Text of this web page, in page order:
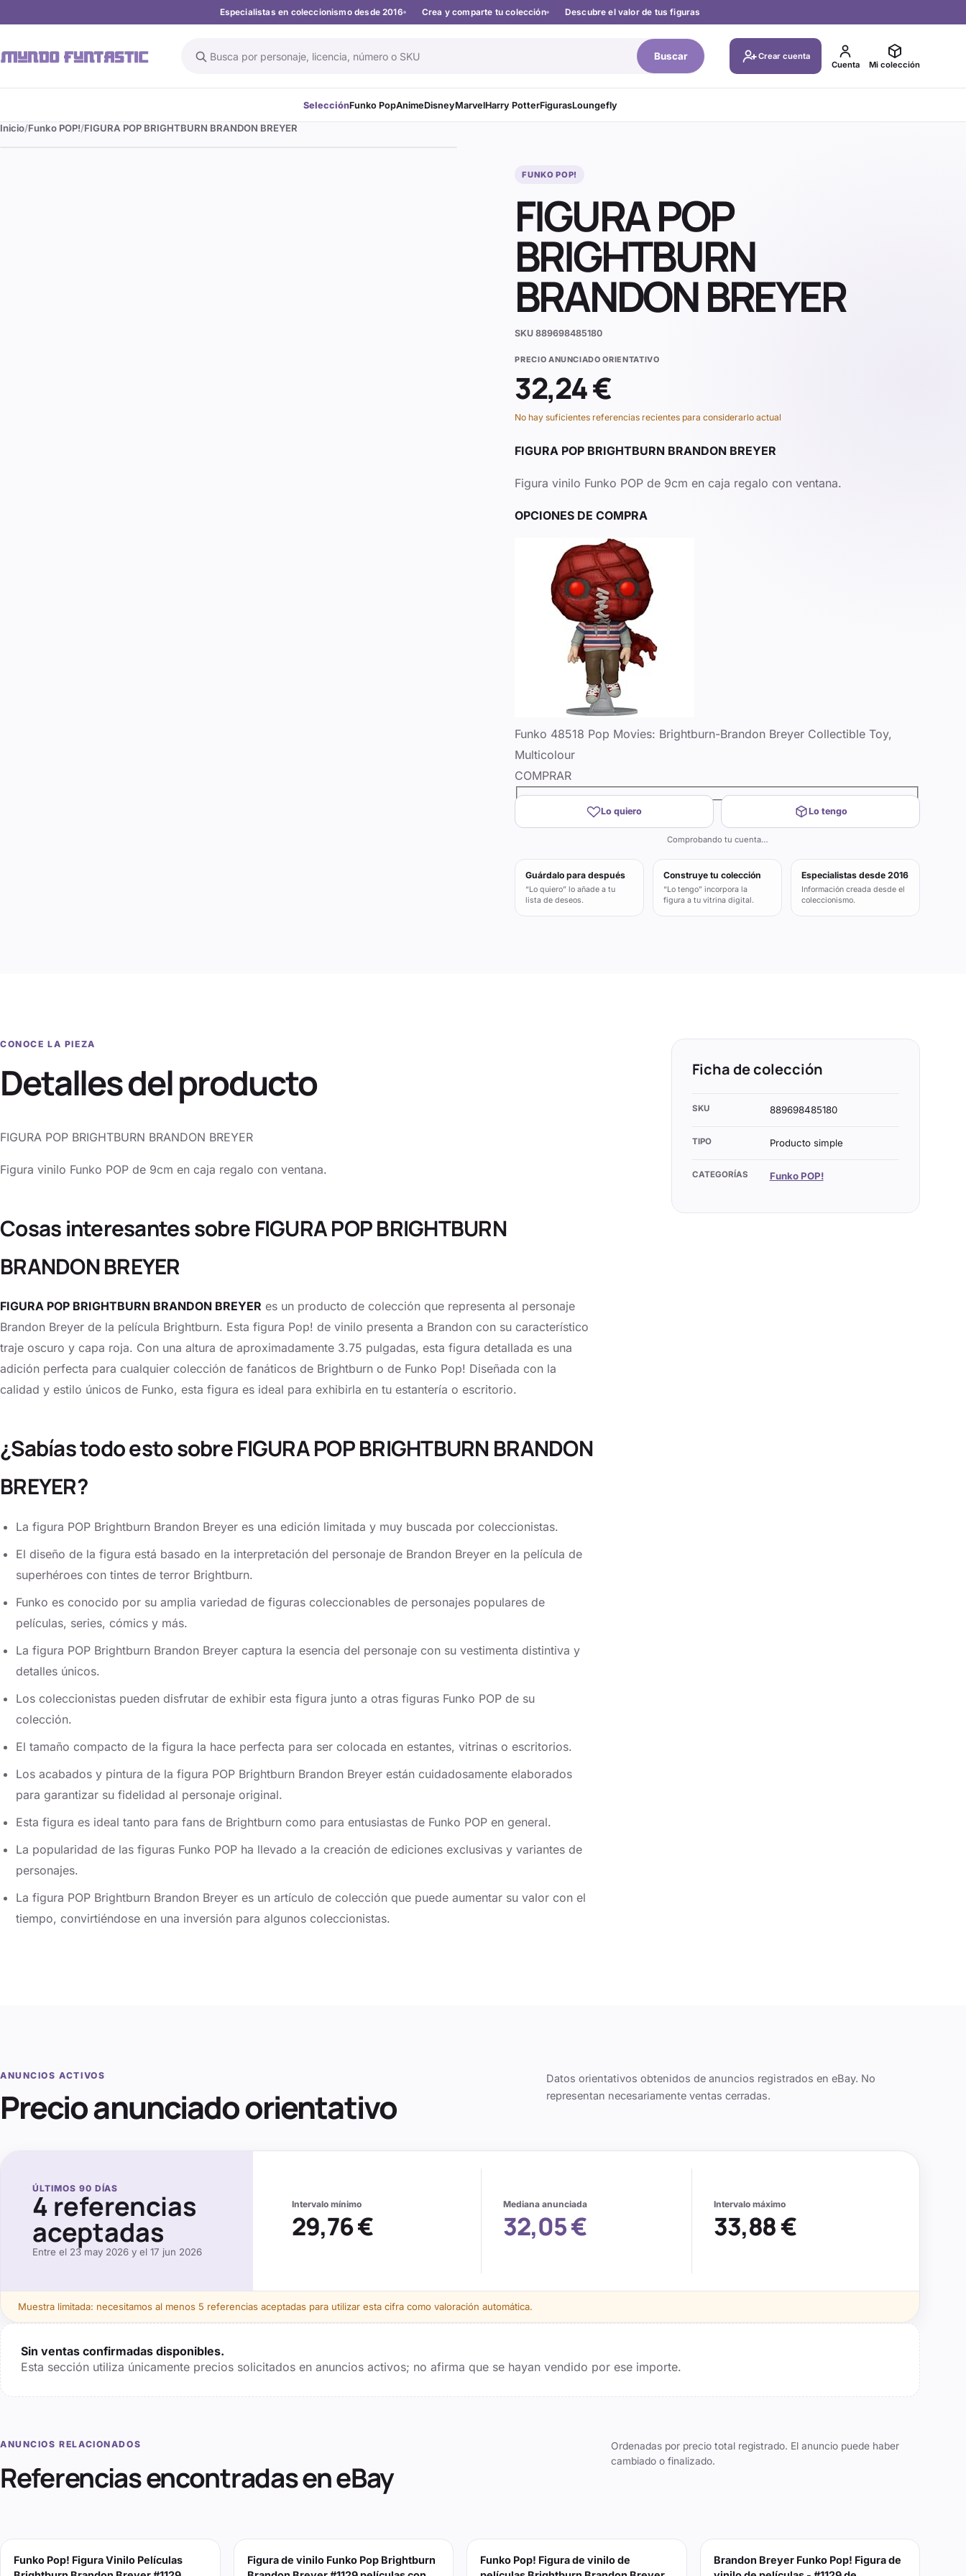
Especialistas en coleccionismo desde 2016 Crea y comparte tu colección Descubre el valor de tus figuras
Buscar en el catálogo Buscar
Crear cuenta
Cuenta
Mi colección
SelecciónFunko PopAnimeDisneyMarvelHarry PotterFigurasLoungefly
Inicio Funko POP! FIGURA POP BRIGHTBURN BRANDON BREYER
FUNKO POP!
FIGURA POP
BRIGHTBURN
BRANDON BREYER
SKU889698485180
PRECIO ANUNCIADO ORIENTATIVO
32,24 €
No hay suficientes referencias recientes para considerarlo actual
FIGURA POP BRIGHTBURN BRANDON BREYER
Figura vinilo Funko POP de 9cm en caja regalo con ventana.
OPCIONES DE COMPRA
Funko 48518 Pop Movies: Brightburn-Brandon Breyer Collectible Toy,
Multicolour
COMPRAR
Lo quiero Lo tengo
Comprobando tu cuenta…
Guárdalo para después
“Lo quiero” lo añade a tu
lista de deseos.
Construye tu colección
“Lo tengo” incorpora la
figura a tu vitrina digital.
Especialistas desde 2016
Información creada desde el
coleccionismo.
CONOCE LA PIEZA
Detalles del producto
FIGURA POP BRIGHTBURN BRANDON BREYER
Figura vinilo Funko POP de 9cm en caja regalo con ventana.
Cosas interesantes sobre FIGURA POP BRIGHTBURN
BRANDON BREYER
FIGURA POP BRIGHTBURN BRANDON BREYER es un producto de colección que representa al personaje
Brandon Breyer de la película Brightburn. Esta figura Pop! de vinilo presenta a Brandon con su característico
traje oscuro y capa roja. Con una altura de aproximadamente 3.75 pulgadas, esta figura detallada es una
adición perfecta para cualquier colección de fanáticos de Brightburn o de Funko Pop! Diseñada con la
calidad y estilo únicos de Funko, esta figura es ideal para exhibirla en tu estantería o escritorio.
¿Sabías todo esto sobre FIGURA POP BRIGHTBURN BRANDON
BREYER?
La figura POP Brightburn Brandon Breyer es una edición limitada y muy buscada por coleccionistas.
El diseño de la figura está basado en la interpretación del personaje de Brandon Breyer en la película de
superhéroes con tintes de terror Brightburn.
Funko es conocido por su amplia variedad de figuras coleccionables de personajes populares de
películas, series, cómics y más.
La figura POP Brightburn Brandon Breyer captura la esencia del personaje con su vestimenta distintiva y
detalles únicos.
Los coleccionistas pueden disfrutar de exhibir esta figura junto a otras figuras Funko POP de su
colección.
El tamaño compacto de la figura la hace perfecta para ser colocada en estantes, vitrinas o escritorios.
Los acabados y pintura de la figura POP Brightburn Brandon Breyer están cuidadosamente elaborados
para garantizar su fidelidad al personaje original.
Esta figura es ideal tanto para fans de Brightburn como para entusiastas de Funko POP en general.
La popularidad de las figuras Funko POP ha llevado a la creación de ediciones exclusivas y variantes de
personajes.
La figura POP Brightburn Brandon Breyer es un artículo de colección que puede aumentar su valor con el
tiempo, convirtiéndose en una inversión para algunos coleccionistas.
Ficha de colección
SKU 889698485180
TIPO Producto simple
CATEGORÍAS Funko POP!
ANUNCIOS ACTIVOS
Precio anunciado orientativo
Datos orientativos obtenidos de anuncios registrados en eBay. No
representan necesariamente ventas cerradas.
ÚLTIMOS 90 DÍAS
4 referencias
aceptadas
Entre el 23 may 2026 y el 17 jun 2026
Intervalo mínimo
29,76 €
Mediana anunciada
32,05 €
Intervalo máximo
33,88 €
Muestra limitada: necesitamos al menos 5 referencias aceptadas para utilizar esta cifra como valoración automática.
Sin ventas confirmadas disponibles.
Esta sección utiliza únicamente precios solicitados en anuncios activos; no afirma que se hayan vendido por ese importe.
ANUNCIOS RELACIONADOS
Referencias encontradas en eBay
Ordenadas por precio total registrado. El anuncio puede haber
cambiado o finalizado.
Funko Pop! Figura Vinilo Películas
Figura de vinilo Funko Pop Brightburn
Funko Pop! Figura de vinilo de
Brandon Breyer Funko Pop! Figura de